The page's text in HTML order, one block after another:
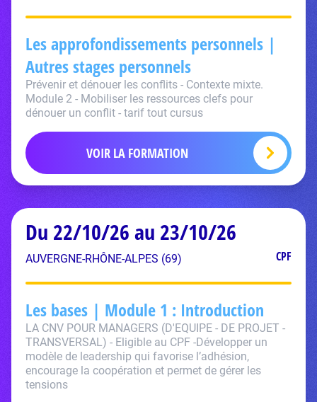
Les approfondissements personnels |
Autres stages personnels
Prévenir et dénouer les conflits - Contexte mixte.
Module 2 - Mobiliser les ressources clefs pour
dénouer un conflit - tarif tout cursus
VOIR LA FORMATION
Du 22/10/26 au 23/10/26
AUVERGNE-RHÔNE-ALPES (69) CPF
Les bases | Module 1 : Introduction
LA CNV POUR MANAGERS (D'EQUIPE - DE PROJET -
TRANSVERSAL) - Eligible au CPF -Développer un
modèle de leadership qui favorise l’adhésion,
encourage la coopération et permet de gérer les
tensions